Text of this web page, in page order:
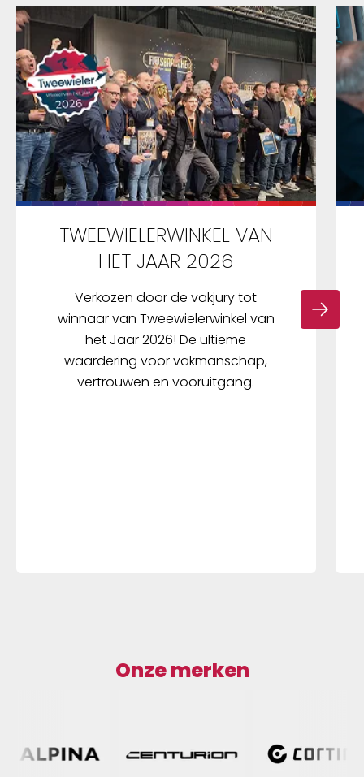
TWEEWIELERWINKEL VAN
HET JAAR 2026
Verkozen door de vakjury tot
winnaar van Tweewielerwinkel van
het Jaar 2026! De ultieme
waardering voor vakmanschap,
vertrouwen en vooruitgang.
Onze merken